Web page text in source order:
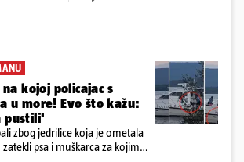
kojoj policajac s
u more! Evo što kažu:
pustili'
zbog jedrilice koja je ometala
psa i muškarca za kojim